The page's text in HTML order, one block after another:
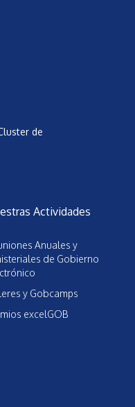
de
Actividades
Anuales y
de Gobierno
y Gobcamps
excelGOB